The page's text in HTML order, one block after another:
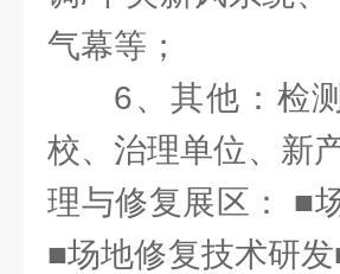
气幕等；
6、其他：检
校、治理单位、新
理与修复展区： ■
■场地修复技术研